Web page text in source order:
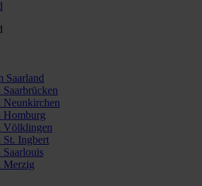
Saarland
Neunkirchen
Homburg
Völklingen
St. Ingbert
Merzig